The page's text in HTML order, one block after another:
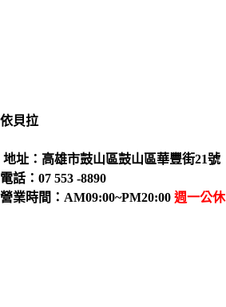
依貝拉
地址：高雄市鼓山區鼓山區華豐街21號
電話：07 553 -8890
營業時間：AM09:00~PM20:00 週一公休